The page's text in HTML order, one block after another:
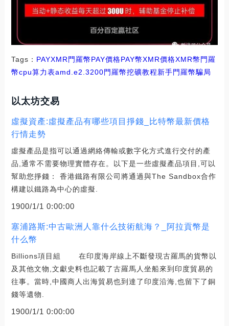
Tags： PAYXMR 門羅幣PAY價格PAY幣XMR價格XMR幣門羅
幣cpu算力表amd.e2.3200門羅幣挖礦教程新手門羅幣騙局
以太坊交易
虛擬資產:虛擬產品有哪些項目掙錢_比特幣最新價格
行情走勢
虛擬產品是指可以通過網絡傳輸或數字化方式進行交付的產
品,通常不需要物理實體存在。以下是一些虛擬產品項目,可以
幫助您掙錢： 香港鐵路有限公司將通過與The Sandbox合作
構建以鐵路為中心的虛擬.
1900/1/1 0:00:00
塞浦路斯:中古歐洲人靠什么技術航海？_阿拉貢幣是
什么幣
Billions項目組 在印度海岸線上不斷發現古羅馬的貨幣以
及其他文物,文獻史料也記載了古羅馬人坐船來到印度貿易的
往事。當時,中國商人出海貿易也到達了印度沿海,也留下了銅
錢等遺物.
1900/1/1 0:00:00